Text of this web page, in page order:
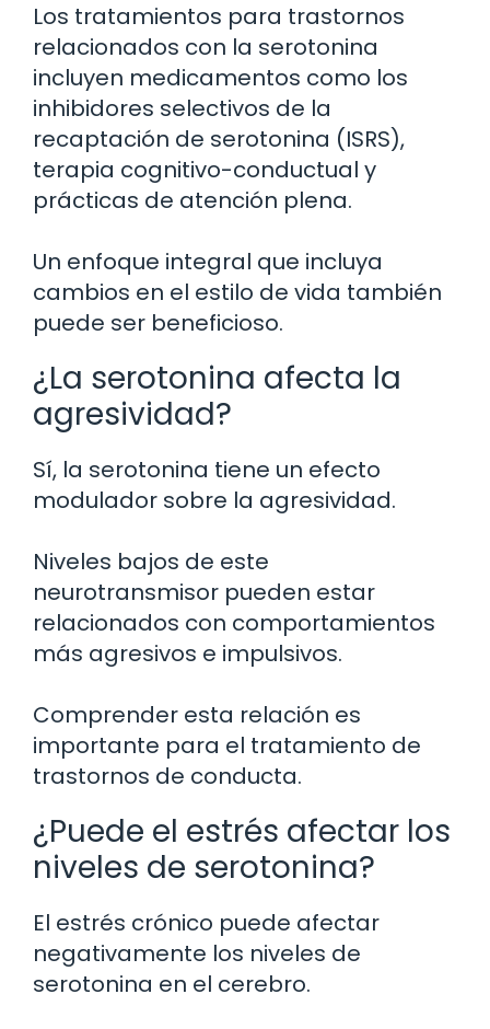
Los tratamientos para trastornos
relacionados con la serotonina
incluyen medicamentos como los
inhibidores selectivos de la
recaptación de serotonina (ISRS),
terapia cognitivo-conductual y
prácticas de atención plena.
Un enfoque integral que incluya
cambios en el estilo de vida también
puede ser beneficioso.
¿La serotonina afecta la
agresividad?
Sí, la serotonina tiene un efecto
modulador sobre la agresividad.
Niveles bajos de este
neurotransmisor pueden estar
relacionados con comportamientos
más agresivos e impulsivos.
Comprender esta relación es
importante para el tratamiento de
trastornos de conducta.
¿Puede el estrés afectar los
niveles de serotonina?
El estrés crónico puede afectar
negativamente los niveles de
serotonina en el cerebro.